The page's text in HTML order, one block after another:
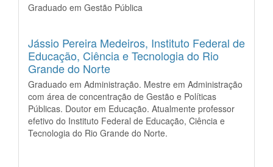
Graduado em Gestão Pública
Jássio Pereira Medeiros, Instituto Federal de
Educação, Ciência e Tecnologia do Rio
Grande do Norte
Graduado em Administração. Mestre em Administração
com área de concentração de Gestão e Políticas
Públicas. Doutor em Educação. Atualmente professor
efetivo do Instituto Federal de Educação, Ciência e
Tecnologia do Rio Grande do Norte.